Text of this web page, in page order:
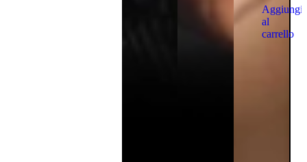
Aggiungi
al
carrello